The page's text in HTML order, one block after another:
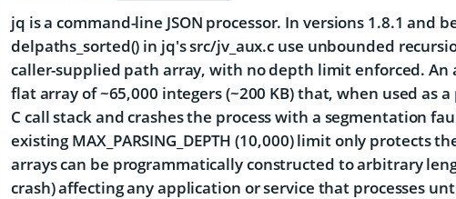
jq is a command-line JSON processor. In versions 1.8.1 and
delpaths_sorted() in jq's src/jv_aux.c use unbounded
caller-supplied path array, with no depth limit enforced. An
flat array of ~65,000 integers (~200 KB) that, when used
C call stack and crashes the process with a segmentation
existing MAX_PARSING_DEPTH (10,000) limit only protects
arrays can be programmatically constructed to arbitrary
crash) affecting any application or service that processes